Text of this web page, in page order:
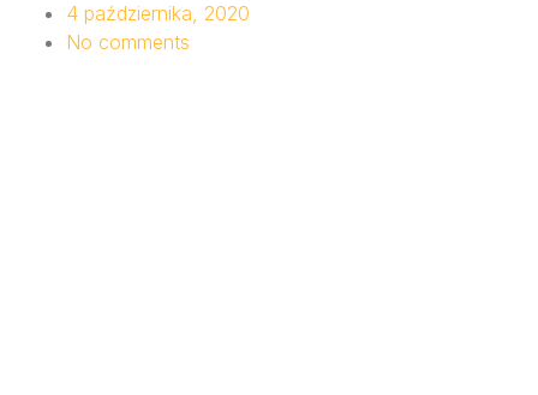
4 października, 2020
No comments